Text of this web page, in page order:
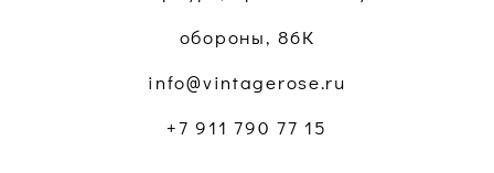
обороны, 86К
info@vintagerose.ru
+7 911 790 77 15